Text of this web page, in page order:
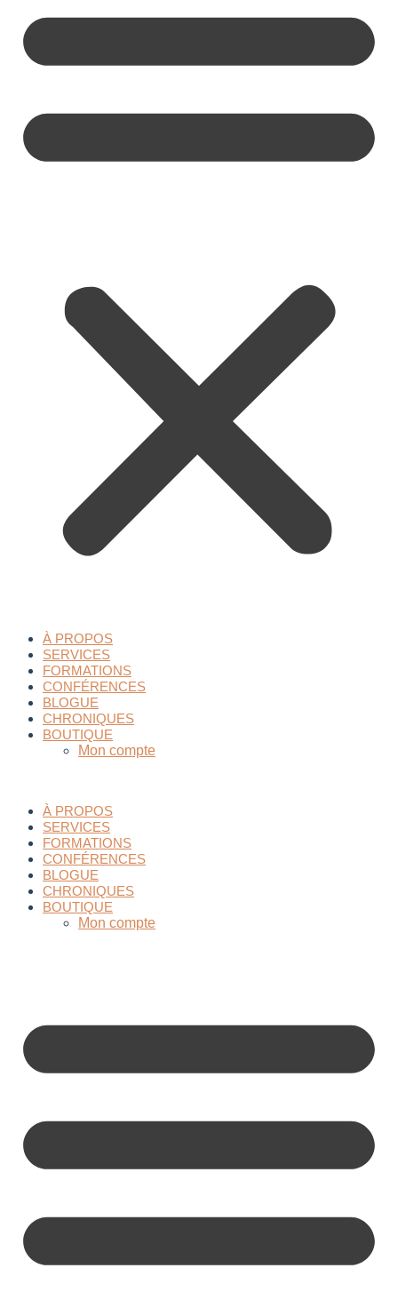
À PROPOS
SERVICES
FORMATIONS
CONFÉRENCES
BLOGUE
CHRONIQUES
BOUTIQUE
Mon compte
À PROPOS
SERVICES
FORMATIONS
CONFÉRENCES
BLOGUE
CHRONIQUES
BOUTIQUE
Mon compte